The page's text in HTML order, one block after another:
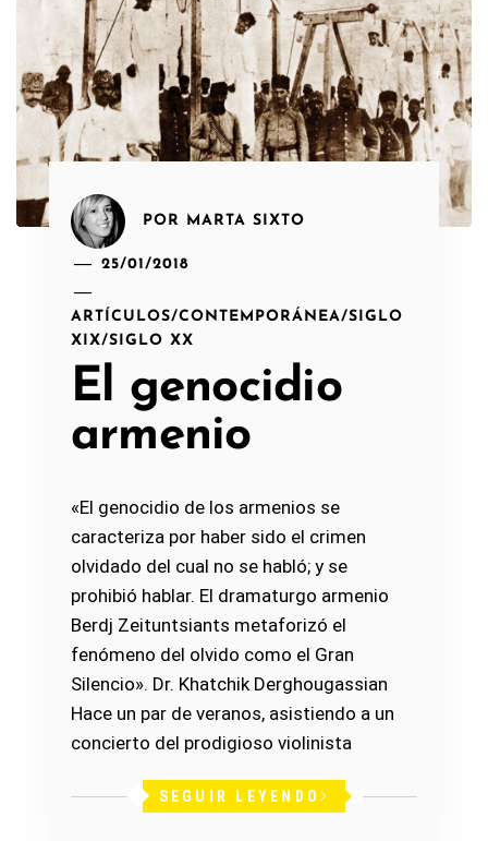
POR MARTA SIXTO
25/01/2018
ARTÍCULOS/CONTEMPORÁNEA/SIGLO
XIX/SIGLO XX
El genocidio
armenio
«El genocidio de los armenios se
caracteriza por haber sido el crimen
olvidado del cual no se habló; y se
prohibió hablar. El dramaturgo armenio
Berdj Zeituntsiants metaforizó el
fenómeno del olvido como el Gran
Silencio». Dr. Khatchik Derghougassian
Hace un par de veranos, asistiendo a un
concierto del prodigioso violinista
SEGUIR LEYENDO